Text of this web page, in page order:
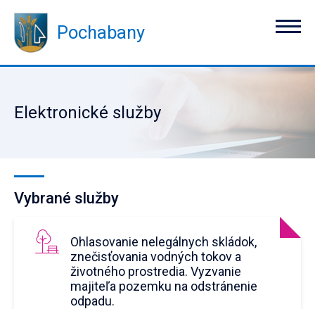
Pochabany
Elektronické služby
Vybrané služby
Ohlasovanie nelegálnych skládok,
znečisťovania vodných tokov a
životného prostredia. Vyzvanie
majiteľa pozemku na odstránenie
odpadu.